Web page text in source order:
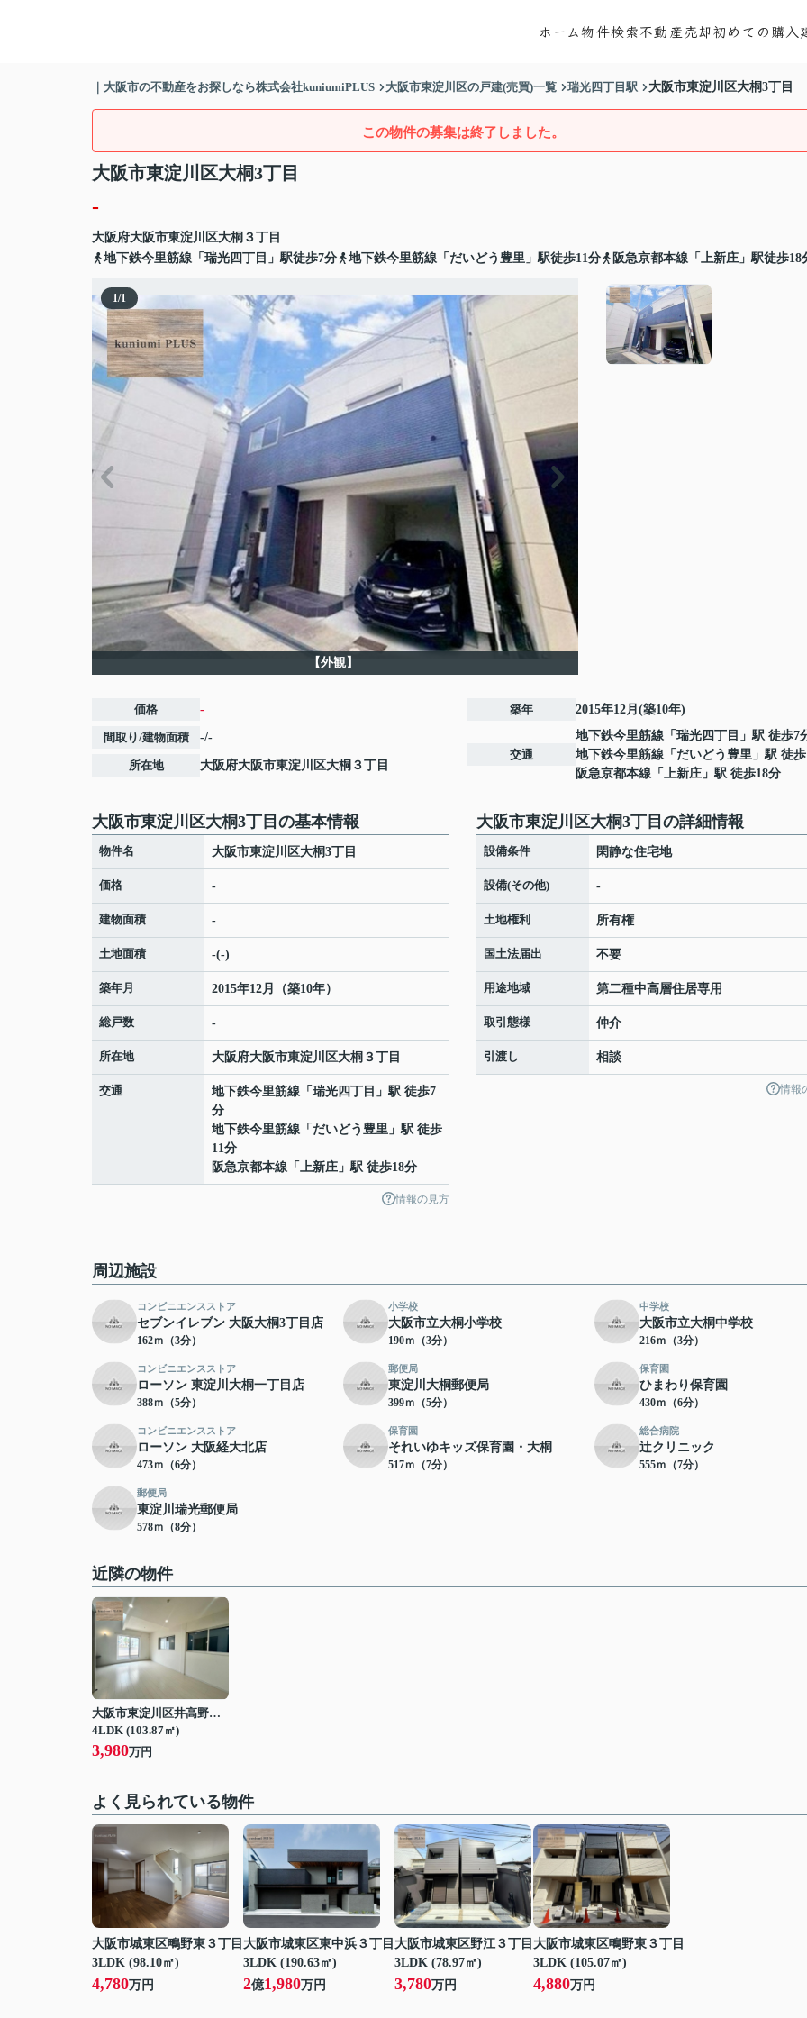
ホーム物件検索不動産売却初めての購入
｜大阪市の不動産をお探しなら株式会社kuniumiPLUS 大阪市東淀川区の戸建(売買)一覧 瑞光四丁目駅 大阪市東淀川区大桐3丁目
この物件の募集は終了しました。
大阪市東淀川区大桐3丁目
-
大阪府大阪市東淀川区大桐 ３丁目
地下鉄今里筋線「瑞光四丁目」駅徒歩7分
地下鉄今里筋線「だいどう豊里」駅徒歩11分 阪急京都本線「上新庄」駅徒歩18
1/1
【外観】
価格 -
間取り/建物面積 -/-
所在地 大阪府大阪市東淀川区大桐 ３丁目
築年 2015年12月(築10年)
交通
地下鉄今里筋線 「 瑞光四丁目 」駅 徒歩7
地下鉄今里筋線 「 だいどう豊里 」駅 徒
阪急京都本線 「 上新庄 」駅 徒歩18分
大阪市東淀川区大桐3丁目の基本情報
物件名 大阪市東淀川区大桐3丁目
価格 -
建物面積 -
土地面積 -(-)
築年月 2015年12月（築10年）
総戸数 -
所在地 大阪府大阪市東淀川区大桐 ３丁目
交通 地下鉄今里筋線 「 瑞光四丁目 」駅 徒歩7
分
地下鉄今里筋線 「 だいどう豊里 」駅 徒歩
11分
阪急京都本線 「 上新庄 」駅 徒歩18分
情報の見方
大阪市東淀川区大桐3丁目の詳細情報
設備条件 閑静な住宅地
設備(その他) -
土地権利 所有権
国土法届出 不要
用途地域 第二種中高層住居専用
取引態様 仲介
引渡し 相談
情報
周辺施設
コンビニエンスストア
セブンイレブン 大阪大桐3丁目店
162ｍ（3分）
小学校
大阪市立大桐小学校
190ｍ（3分）
中学校
大阪市立大桐中学校
216ｍ（3分）
コンビニエンスストア
ローソン 東淀川大桐一丁目店
388ｍ（5分）
郵便局
東淀川大桐郵便局
399ｍ（5分）
保育園
ひまわり保育園
430ｍ（6分）
コンビニエンスストア
ローソン 大阪経大北店
473ｍ（6分）
保育園
それいゆキッズ保育園・大桐
517ｍ（7分）
総合病院
辻クリニック
555ｍ（7分）
郵便局
東淀川瑞光郵便局
578ｍ（8分）
近隣の物件
大阪市東淀川区井高野２丁目
4LDK (103.87㎡)
3,980万円
よく見られている物件
大阪市城東区鴫野東３丁目
3LDK (98.10㎡)
4,780万円
大阪市城東区東中浜３丁目
3LDK (190.63㎡)
2億1,980万円
大阪市城東区野江３丁目
3LDK (78.97㎡)
3,780万円
大阪市城東区鴫野東３丁目
3LDK (105.07㎡)
4,880万円